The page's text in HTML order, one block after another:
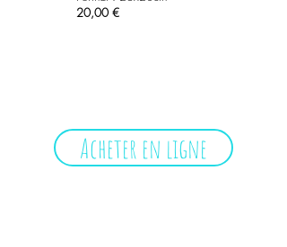
20,00 €
Acheter en ligne